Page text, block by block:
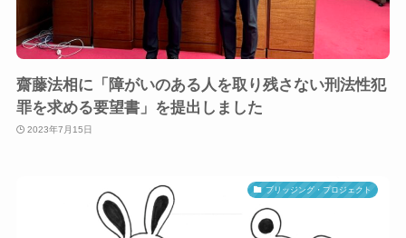
齋藤法相に「障がいのある人を取り残さない刑法性犯
罪を求める要望書」を提出しました
2023年7月15日
ブリッジング・プロジェクト